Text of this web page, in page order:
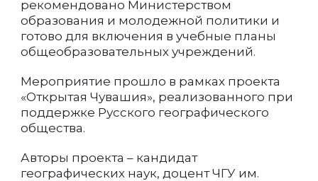
рекомендовано Министерством
образования и молодежной политики и
готово для включения в учебные планы
общеобразовательных учреждений.
Мероприятие прошло в рамках проекта
«Открытая Чувашия», реализованного при
поддержке Русского географического
общества.
Авторы проекта – кандидат
географических наук, доцент ЧГУ им.